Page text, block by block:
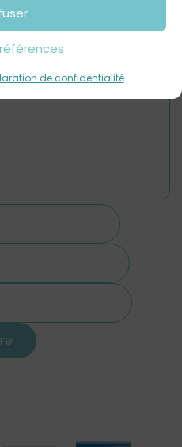
de confidentialité